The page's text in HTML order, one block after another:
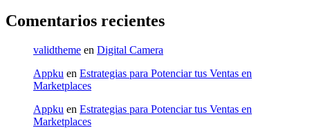
Comentarios recientes
validtheme en Digital Camera
Appku en Estrategias para Potenciar tus Ventas en
Marketplaces
Appku en Estrategias para Potenciar tus Ventas en
Marketplaces